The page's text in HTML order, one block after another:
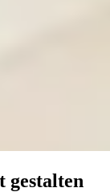
gestalten